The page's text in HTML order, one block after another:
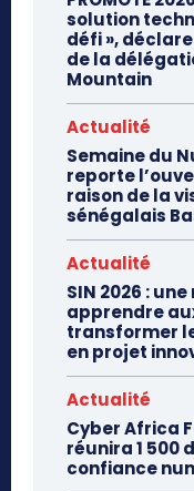
solution
défi »,
de la
Mountain
Actualité
Semaine du
reporte
raison de la
sénégalais
Actualité
SIN 2026 :
apprendre
transformer
en projet
Actualité
Cyber Africa
réunira 1 500
confiance